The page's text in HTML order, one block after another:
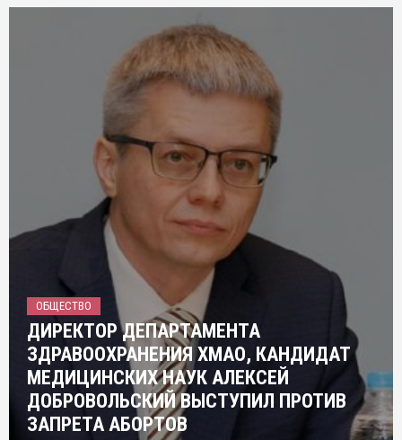
ОБЩЕСТВО
ДИРЕКТОР ДЕПАРТАМЕНТА
ЗДРАВООХРАНЕНИЯ ХМАО, КАНДИДАТ
МЕДИЦИНСКИХ НАУК АЛЕКСЕЙ
ДОБРОВОЛЬСКИЙ ВЫСТУПИЛ ПРОТИВ
ЗАПРЕТА АБОРТОВ